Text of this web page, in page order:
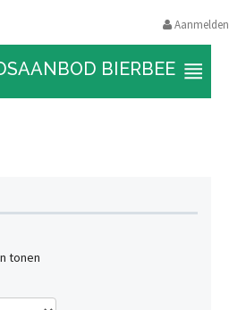
Aanmelden
BIERBEEK
tonen